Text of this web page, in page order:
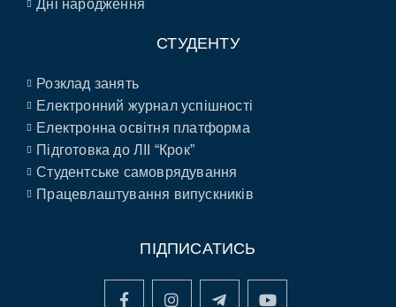
Дні народження
СТУДЕНТУ
Розклад занять
Електронний журнал успішності
Електронна освітня платформа
Підготовка до ЛІІ “Крок”
Студентське самоврядування
Працевлаштування випускників
ПІДПИСАТИСЬ